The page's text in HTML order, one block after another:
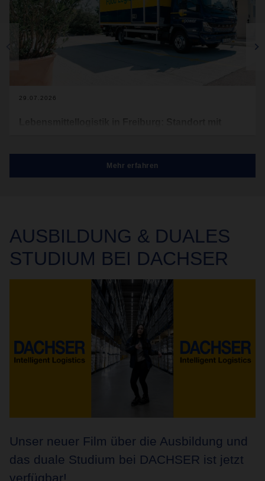
29.07.2026
Mit der Erweiterung des Logistikzentrums entsteht in
Freiburg ein neuer Standort für Lebensmittellogistik bei
DACHSER. Das Unternehmen stärkt damit nicht nur seine
Mehr erfahren
AUSBILDUNG & DUALES
STUDIUM BEI DACHSER
Unser neuer Film über die Ausbildung und
das duale Studium bei DACHSER ist jetzt
verfügbar!